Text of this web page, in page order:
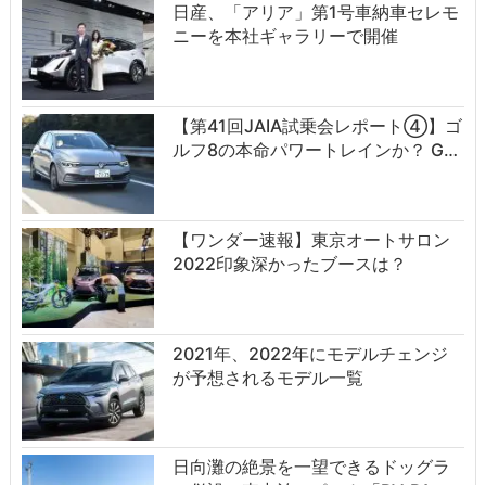
日産、「アリア」第1号車納車セレモ
ニーを本社ギャラリーで開催
【第41回JAIA試乗会レポート④】ゴ
ルフ8の本命パワートレインか？ G…
【ワンダー速報】東京オートサロン
2022印象深かったブースは？
2021年、2022年にモデルチェンジ
が予想されるモデル一覧
日向灘の絶景を一望できるドッグラ